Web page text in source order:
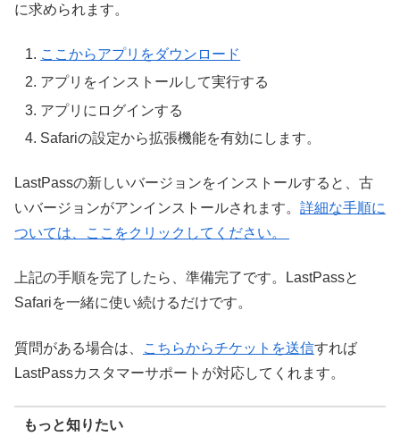
に求められます。
ここからアプリをダウンロード
アプリをインストールして実行する
アプリにログインする
Safariの設定から拡張機能を有効にします。
LastPassの新しいバージョンをインストールすると、古
いバージョンがアンインストールされます。 詳細な手順に
ついては、ここをクリックしてください。
上記の手順を完了したら、準備完了です。LastPassと
Safariを一緒に使い続けるだけです。
質問がある場合は、 こちらからチケットを送信すれば
LastPassカスタマーサポートが対応してくれます。
もっと知りたい